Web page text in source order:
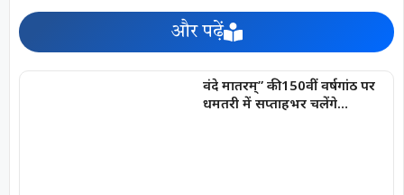
और पढ़ें
वंदे मातरम्” की 150वीं वर्षगांठ पर
धमतरी में सप्ताहभर चलेंगे